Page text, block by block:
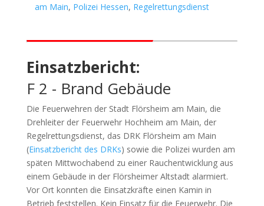
am Main, Polizei Hessen, Regelrettungsdienst
Einsatzbericht:
F 2 - Brand Gebäude
Die Feuerwehren der Stadt Flörsheim am Main, die
Drehleiter der Feuerwehr Hochheim am Main, der
Regelrettungsdienst, das DRK Flörsheim am Main
(Einsatzbericht des DRKs) sowie die Polizei wurden am
späten Mittwochabend zu einer Rauchentwicklung aus
einem Gebäude in der Flörsheimer Altstadt alarmiert.
Vor Ort konnten die Einsatzkräfte einen Kamin in
Betrieb feststellen. Kein Einsatz für die Feuerwehr. Die